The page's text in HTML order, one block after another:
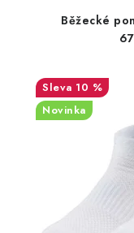
Běžecké
10 %
Novinka